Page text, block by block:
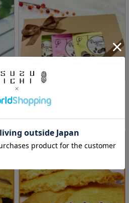
込)
件)
ピーナッツタイム三種アソートセッ
4.7 (18件)